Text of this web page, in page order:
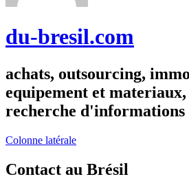
du-bresil.com
achats, outsourcing,
equipement et materiaux,
recherche d'informations
Colonne latérale
Contact au Brésil